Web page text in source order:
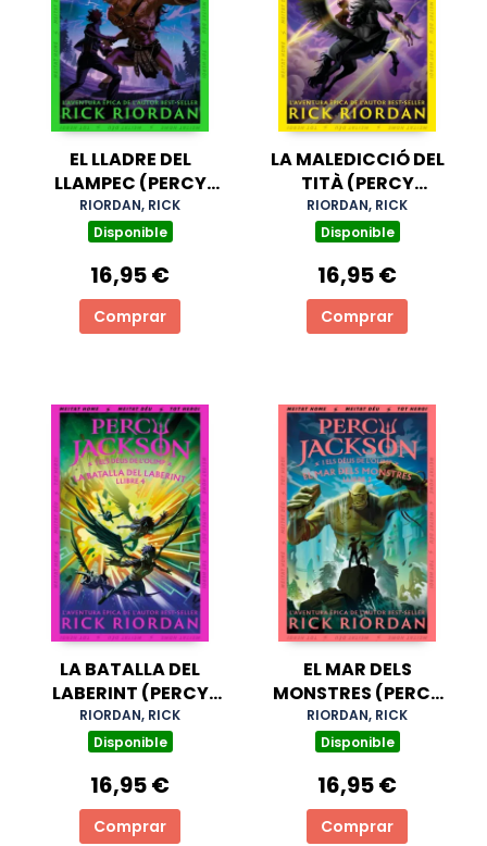
EL LLADRE DEL
LLAMPEC (PERCY
JACKSON I ELS DÉUS
DE L'OLIMP 1)
RIORDAN, RICK
Disponible
16,95 €
Comprar
LA MALEDICCIÓ DEL
TITÀ (PERCY
JACKSON I ELS DÉUS
DE L'OLIMP 3)
RIORDAN, RICK
Disponible
16,95 €
Comprar
LA BATALLA DEL
LABERINT (PERCY
JACKSON I ELS DÉUS
DE L'OLIMP 4)
RIORDAN, RICK
Disponible
16,95 €
Comprar
EL MAR DELS
MONSTRES (PERCY
JACKSON I ELS DÉUS
DE L'OLIMP 2)
RIORDAN, RICK
Disponible
16,95 €
Comprar